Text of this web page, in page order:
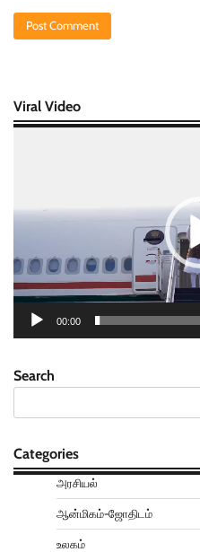
Viral Video
00:00
Search
Categories
அரசியல்
ஆன்மிகம்-ஜோதிடம்
உலகம்